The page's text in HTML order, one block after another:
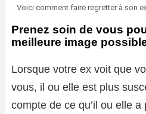
Voici comment faire regretter à son
Prenez soin de vous
meilleure image
Lorsque votre ex voit que
vous, il ou elle est plus
compte de ce qu’il ou elle